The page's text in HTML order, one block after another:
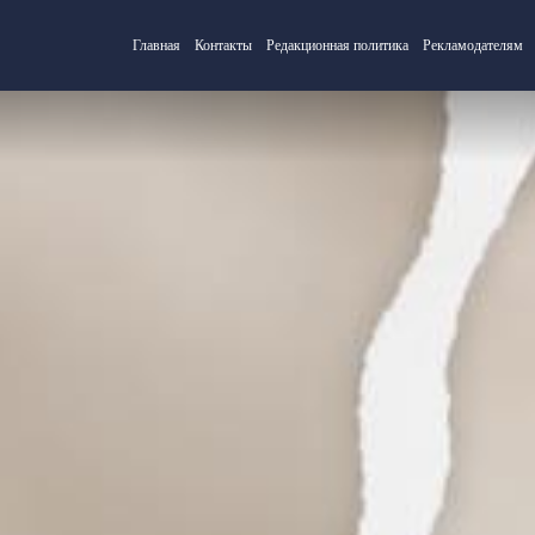
Главная Контакты Редакционная политика Рекламодателям